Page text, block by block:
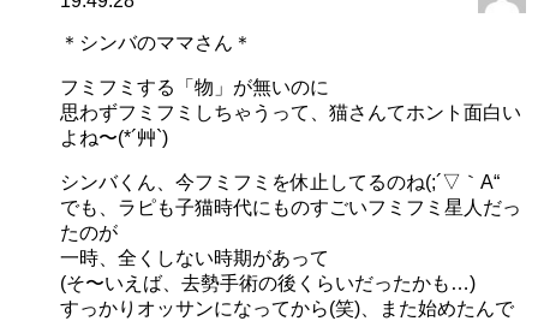
＊シンバのママさん＊
フミフミする「物」が無いのに
思わずフミフミしちゃうって、猫さんてホント面白い
よね〜(*´艸`)
シンバくん、今フミフミを休止してるのね(;´▽｀A“
でも、ラピも子猫時代にものすごいフミフミ星人だっ
たのが
一時、全くしない時期があって
(そ〜いえば、去勢手術の後くらいだったかも…)
すっかりオッサンになってから(笑)、また始めたんで